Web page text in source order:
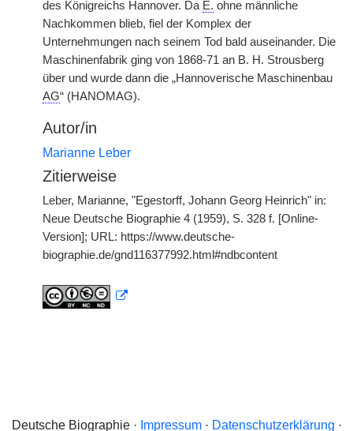
des Königreichs Hannover. Da E. ohne männliche
Nachkommen blieb, fiel der Komplex der
Unternehmungen nach seinem Tod bald auseinander. Die
Maschinenfabrik ging von 1868-71 an B. H. Strousberg
über und wurde dann die „Hannoverische Maschinenbau
AG“ (HANOMAG).
Autor/in
Marianne Leber
Zitierweise
Leber, Marianne, "Egestorff, Johann Georg Heinrich" in:
Neue Deutsche Biographie 4 (1959), S. 328 f. [Online-
Version]; URL: https://www.deutsche-
biographie.de/gnd116377992.html#ndbcontent
Deutsche Biographie · Impressum· Datenschutzerklärung ·